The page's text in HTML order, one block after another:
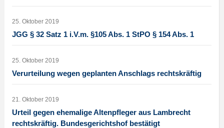
25. Oktober 2019
JGG § 32 Satz 1 i.V.m. §105 Abs. 1 StPO § 154 Abs. 1
25. Oktober 2019
Verurteilung wegen geplanten Anschlags rechtskräftig
21. Oktober 2019
Urteil gegen ehemalige Altenpfleger aus Lambrecht
rechtskräftig. Bundesgerichtshof bestätigt